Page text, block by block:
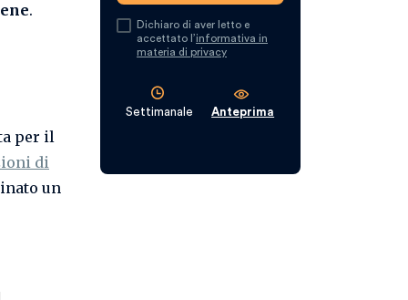
Dichiaro di aver letto e
accettato l’informativa in
materia di privacy
Settimanale Anteprima
.
per il
di
un